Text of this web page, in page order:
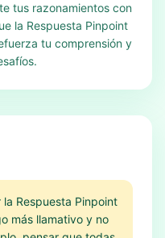
tus razonamientos con
la Respuesta Pinpoint
tu comprensión y
Respuesta Pinpoint
más llamativo y no